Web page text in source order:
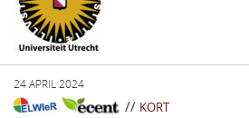
24 APRIL 2024
// KORT